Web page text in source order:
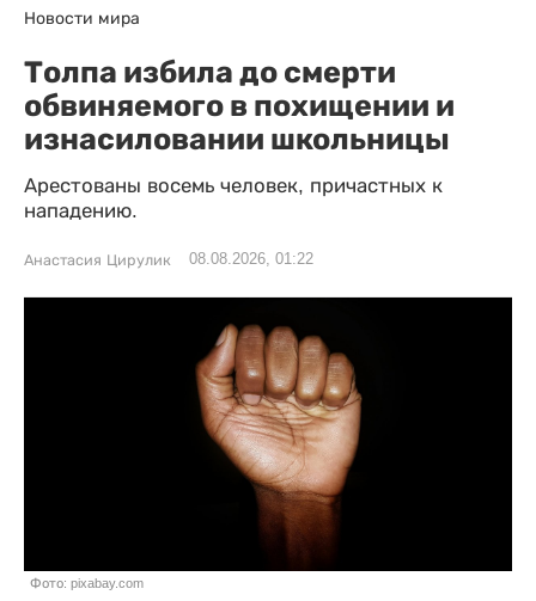
Новости мира
Толпа избила до смерти
обвиняемого в похищении и
изнасиловании школьницы
Арестованы восемь человек, причастных к
нападению.
Анастасия Цирулик 08.08.2026, 01:22
Фото: pixabay.com